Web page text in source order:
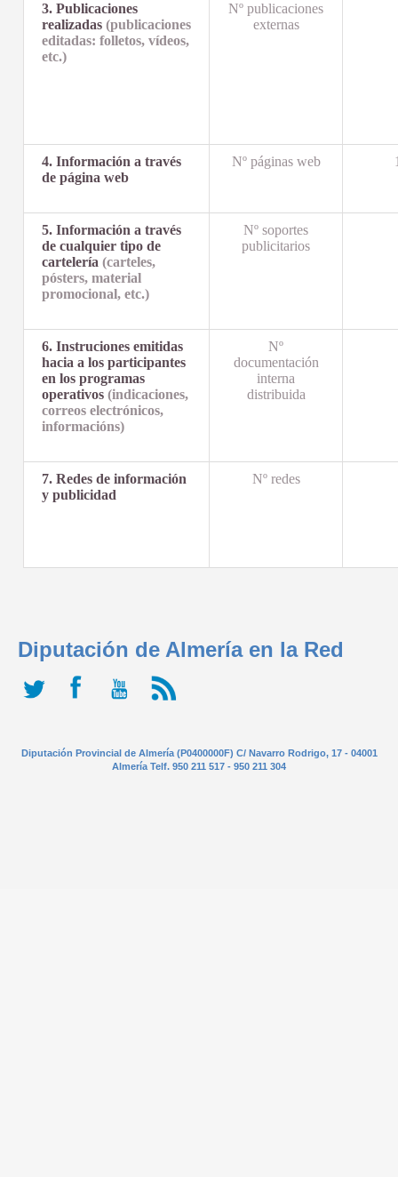
3. Publicaciones
realizadas (publicaciones
editadas: folletos, vídeos,
etc.)
Nº publicaciones
externas
4. Información a través
de página web
Nº páginas web
5. Información a través
de cualquier tipo de
cartelería (carteles,
pósters, material
promocional, etc.)
Nº soportes
publicitarios
6. Instruciones emitidas
hacia a los participantes
en los programas
operativos (indicaciones,
correos electrónicos,
informacións)
Nº
documentación
interna
distribuida
7. Redes de información
y publicidad
Nº redes
Diputación de Almería en la Red
Diputación Provincial de Almería (P0400000F) C/ Navarro Rodrigo, 17 - 04001
Almería Telf. 950 211 517 - 950 211 304